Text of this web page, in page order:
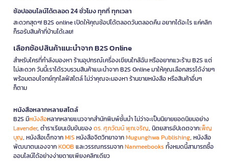
ช้อปออนไลน์ได้ตลอด 24 ชั่วโมง ทุกที่ ทุกเวลา
สะดวกสุดๆ! B2S online เปิดให้คุณช้อปได้ตลอดวันตลอดคืน อยากได้อะไร แค่คลิก
ก็รอรับสินค้าที่บ้านได้เลย!
เลือกช้อปสินค้าแนะนำจาก B2S Online
สำหรับใครที่กำลังมองหา ร้านอุปกรณ์เครื่องเขียนใกล้ฉัน หรืออยากแวะร้าน B2S แต่
ไม่สะดวก วันนี้เราได้รวบรวมสินค้าแนะนำจาก B2S Online มาให้คุณเลือกสรรได้ง่ายๆ
พร้อมตอบโจทย์ทุกไลฟ์สไตล์ ไม่ว่าคุณจะมองหา ร้านขายหนังสือ หรือสินค้าอื่นๆ
ก็ตาม
หนังสือหลากหลายสไตล์
B2S มีหนังสือหลากหลายแนวจากสำนักพิมพ์ชั้นนำ ไม่ว่าจะเป็นนิยายยอดนิยมอย่าง
Lavender, ตำราเรียนเข้มข้นของดร. ศุภวัฒน์ พุกเจริญ, นิตยสารอัปเดตจากเพ็ญ
บุญ, หนังสือเด็กจากMIS หนังสือจิตวิทยาจากMugunghwa Publishing, หนังสือ
พัฒนาตนเองจากKOOB และวรรณกรรมจากNanmeebooks ทั้งหมดนี้สามารถซื้อ
ออนไลน์ได้อย่างง่ายดายเพียงคลิกเดียว